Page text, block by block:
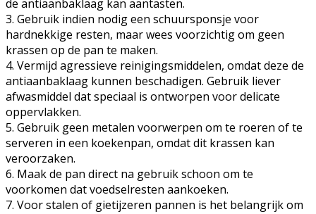
de antiaanbaklaag kan aantasten.
3. Gebruik indien nodig een schuursponsje voor
hardnekkige resten, maar wees voorzichtig om geen
krassen op de pan te maken.
4. Vermijd agressieve reinigingsmiddelen, omdat deze de
antiaanbaklaag kunnen beschadigen. Gebruik liever
afwasmiddel dat speciaal is ontworpen voor delicate
oppervlakken.
5. Gebruik geen metalen voorwerpen om te roeren of te
serveren in een koekenpan, omdat dit krassen kan
veroorzaken.
6. Maak de pan direct na gebruik schoon om te
voorkomen dat voedselresten aankoeken.
7. Voor stalen of gietijzeren pannen is het belangrijk om